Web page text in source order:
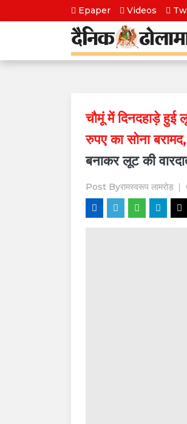
Epaper Videos
चौमूं में दिनदहाड़े
रुपए का सोना
बनाकर लूट की
Post Byरामस्वरूप लामरोड़